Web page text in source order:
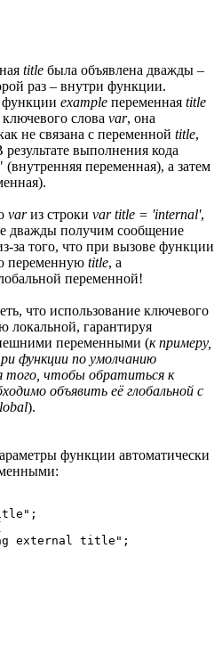
title была объявлена дважды –
раз – внутри функции.
функции example переменная title
слова var, она
не связана с переменной title,
выполнения кода
(внутренняя переменная), а затем
varиз строки var title = 'internal',
дважды получим сообщение
за того, что при вызове функции
переменную title, а
переменной!
что использование ключевого
локальной, гарантируя
переменными (к примеру,
функции по умолчанию
того, чтобы обратиться к
объявить её глобальной с
).
функции автоматически